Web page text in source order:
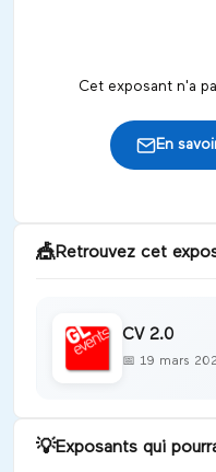
Cet exposant n'a
En
🎪Retrouvez cet
CV 2.0
📅 19 mars
💡Exposants qui